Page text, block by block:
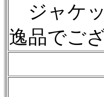
ジャケ
逸品でご